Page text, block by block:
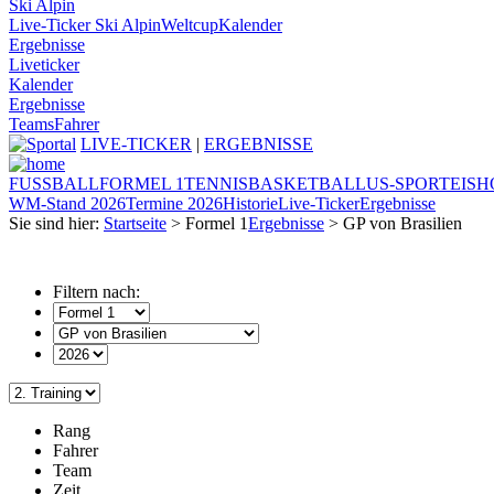
Ski Alpin
Live-Ticker Ski AlpinWeltcupKalender
Ergebnisse
Liveticker
Kalender
Ergebnisse
TeamsFahrer
LIVE-TICKER | ERGEBNISSE
FUSSBALLFORMEL 1TENNISBASKETBALLUS-SPORT
WM-Stand 2026Termine 2026HistorieLive-TickerErgebnisse
Sie sind hier: Startseite > Formel 1Ergebnisse > GP von Brasilien
Filtern nach:
Rang
Fahrer
Team
Zeit